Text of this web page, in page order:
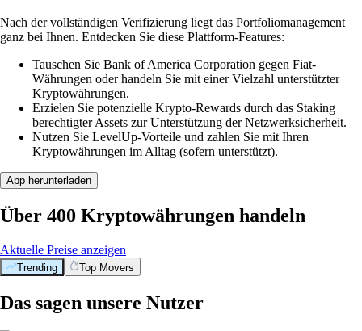
Nach der vollständigen Verifizierung liegt das Portfoliomanagement
ganz bei Ihnen. Entdecken Sie diese Plattform-Features:
Tauschen Sie Bank of America Corporation gegen Fiat-
Währungen oder handeln Sie mit einer Vielzahl unterstützter
Kryptowährungen.
Erzielen Sie potenzielle Krypto-Rewards durch das Staking
berechtigter Assets zur Unterstützung der Netzwerksicherheit.
Nutzen Sie LevelUp-Vorteile und zahlen Sie mit Ihren
Kryptowährungen im Alltag (sofern unterstützt).
App herunterladen
Über 400 Kryptowährungen handeln
Aktuelle Preise anzeigen
Trending Top Movers
Das sagen unsere Nutzer